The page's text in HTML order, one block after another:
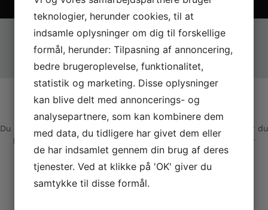
Læs mere om Sky-Drone
KONTAKT OS
Du kan altid komme i direkte kontakt med os via telefon, eller du
kan skrive til os via email, hvis du har nogle spørgsmål eller
ønsker et uforpligtende tilbud.
Se vores fulde kontaktliste her
teknologier, herunder cookies, til at
indsamle oplysninger om dig til forskellige
formål, herunder: Tilpasning af annoncering,
bedre brugeroplevelse, funktionalitet,
statistik og marketing. Disse oplysninger
kan blive delt med annoncerings- og
analysepartnere, som kan kombinere dem
med data, du tidligere har givet dem eller
de har indsamlet gennem din brug af deres
tjenester. Ved at klikke på 'OK' giver du
samtykke til disse formål.